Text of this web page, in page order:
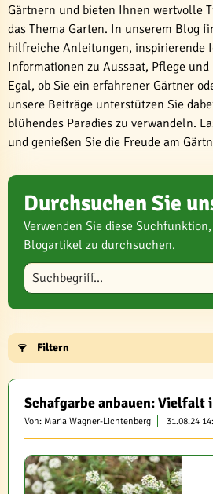
Gärtnern und bieten Ihnen wertvolle
das Thema Garten. In unserem Blog
hilfreiche Anleitungen, inspirierende
Informationen zu Aussaat, Pflege
Egal, ob Sie ein erfahrener Gärtner
unsere Beiträge unterstützen Sie
blühendes Paradies zu verwandeln.
und genießen Sie die Freude am
Durchsuchen Sie
Verwenden Sie diese
Blogartikel zu durchsuchen.
Blog durchsuchen
Filtern
Schafgarbe anbauen: Vielfalt
Von: Maria Wagner-Lichtenberg 31.08.24